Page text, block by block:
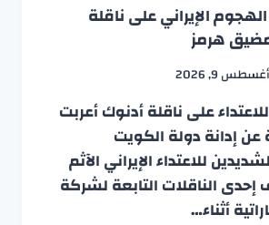
الإيراني على ناقلة
هرمز
أغسطس 9, 2026
على ناقلة أدنوك أعربت
عن إدانة دولة الكويت
للاعتداء الإيراني الآثم
الناقلات التابعة لشركة
أثناء…